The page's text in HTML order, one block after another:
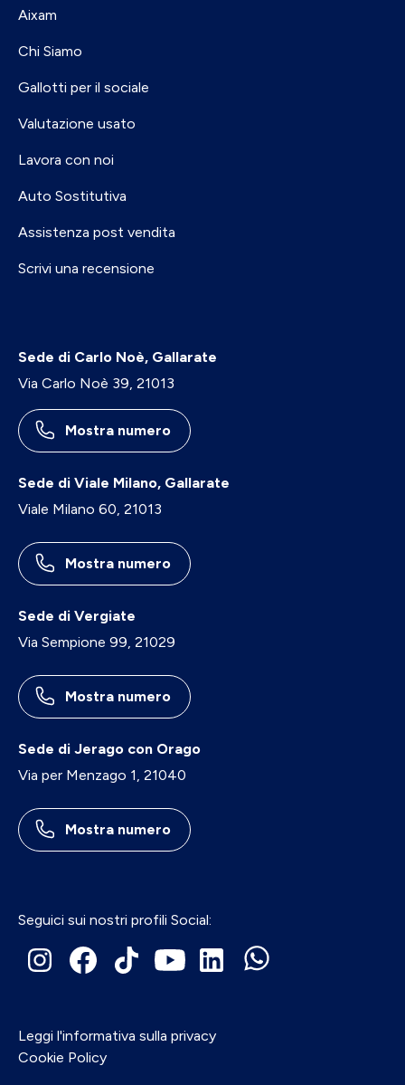
Aixam
Chi Siamo
Gallotti per il sociale
Valutazione usato
Lavora con noi
Auto Sostitutiva
Assistenza post vendita
Scrivi una recensione
Sede di Carlo Noè, Gallarate
Via Carlo Noè 39, 21013
Mostra numero
Sede di Viale Milano, Gallarate
Viale Milano 60, 21013
Mostra numero
Sede di Vergiate
Via Sempione 99, 21029
Mostra numero
Sede di Jerago con Orago
Via per Menzago 1, 21040
Mostra numero
Seguici sui nostri profili Social:
Leggi l'informativa sulla privacy
Cookie Policy